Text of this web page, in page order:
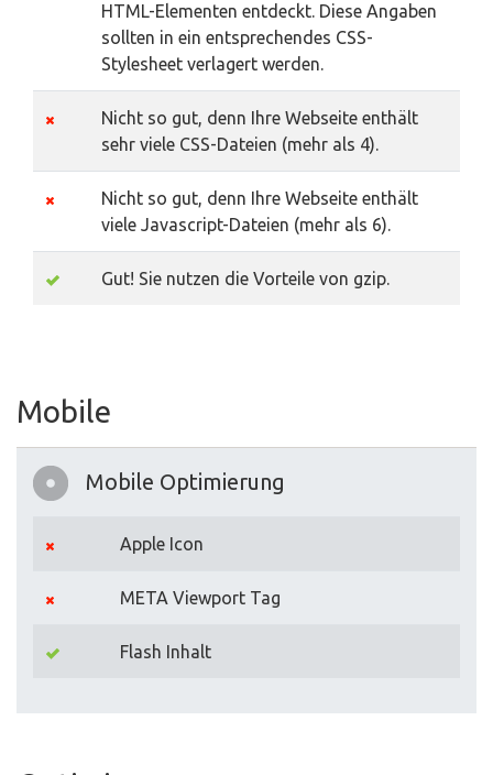
HTML-Elementen entdeckt. Diese Angaben
sollten in ein entsprechendes CSS-
Stylesheet verlagert werden.
Nicht so gut, denn Ihre Webseite enthält
sehr viele CSS-Dateien (mehr als 4).
Nicht so gut, denn Ihre Webseite enthält
viele Javascript-Dateien (mehr als 6).
Gut! Sie nutzen die Vorteile von gzip.
Mobile
Mobile Optimierung
Apple Icon
META Viewport Tag
Flash Inhalt